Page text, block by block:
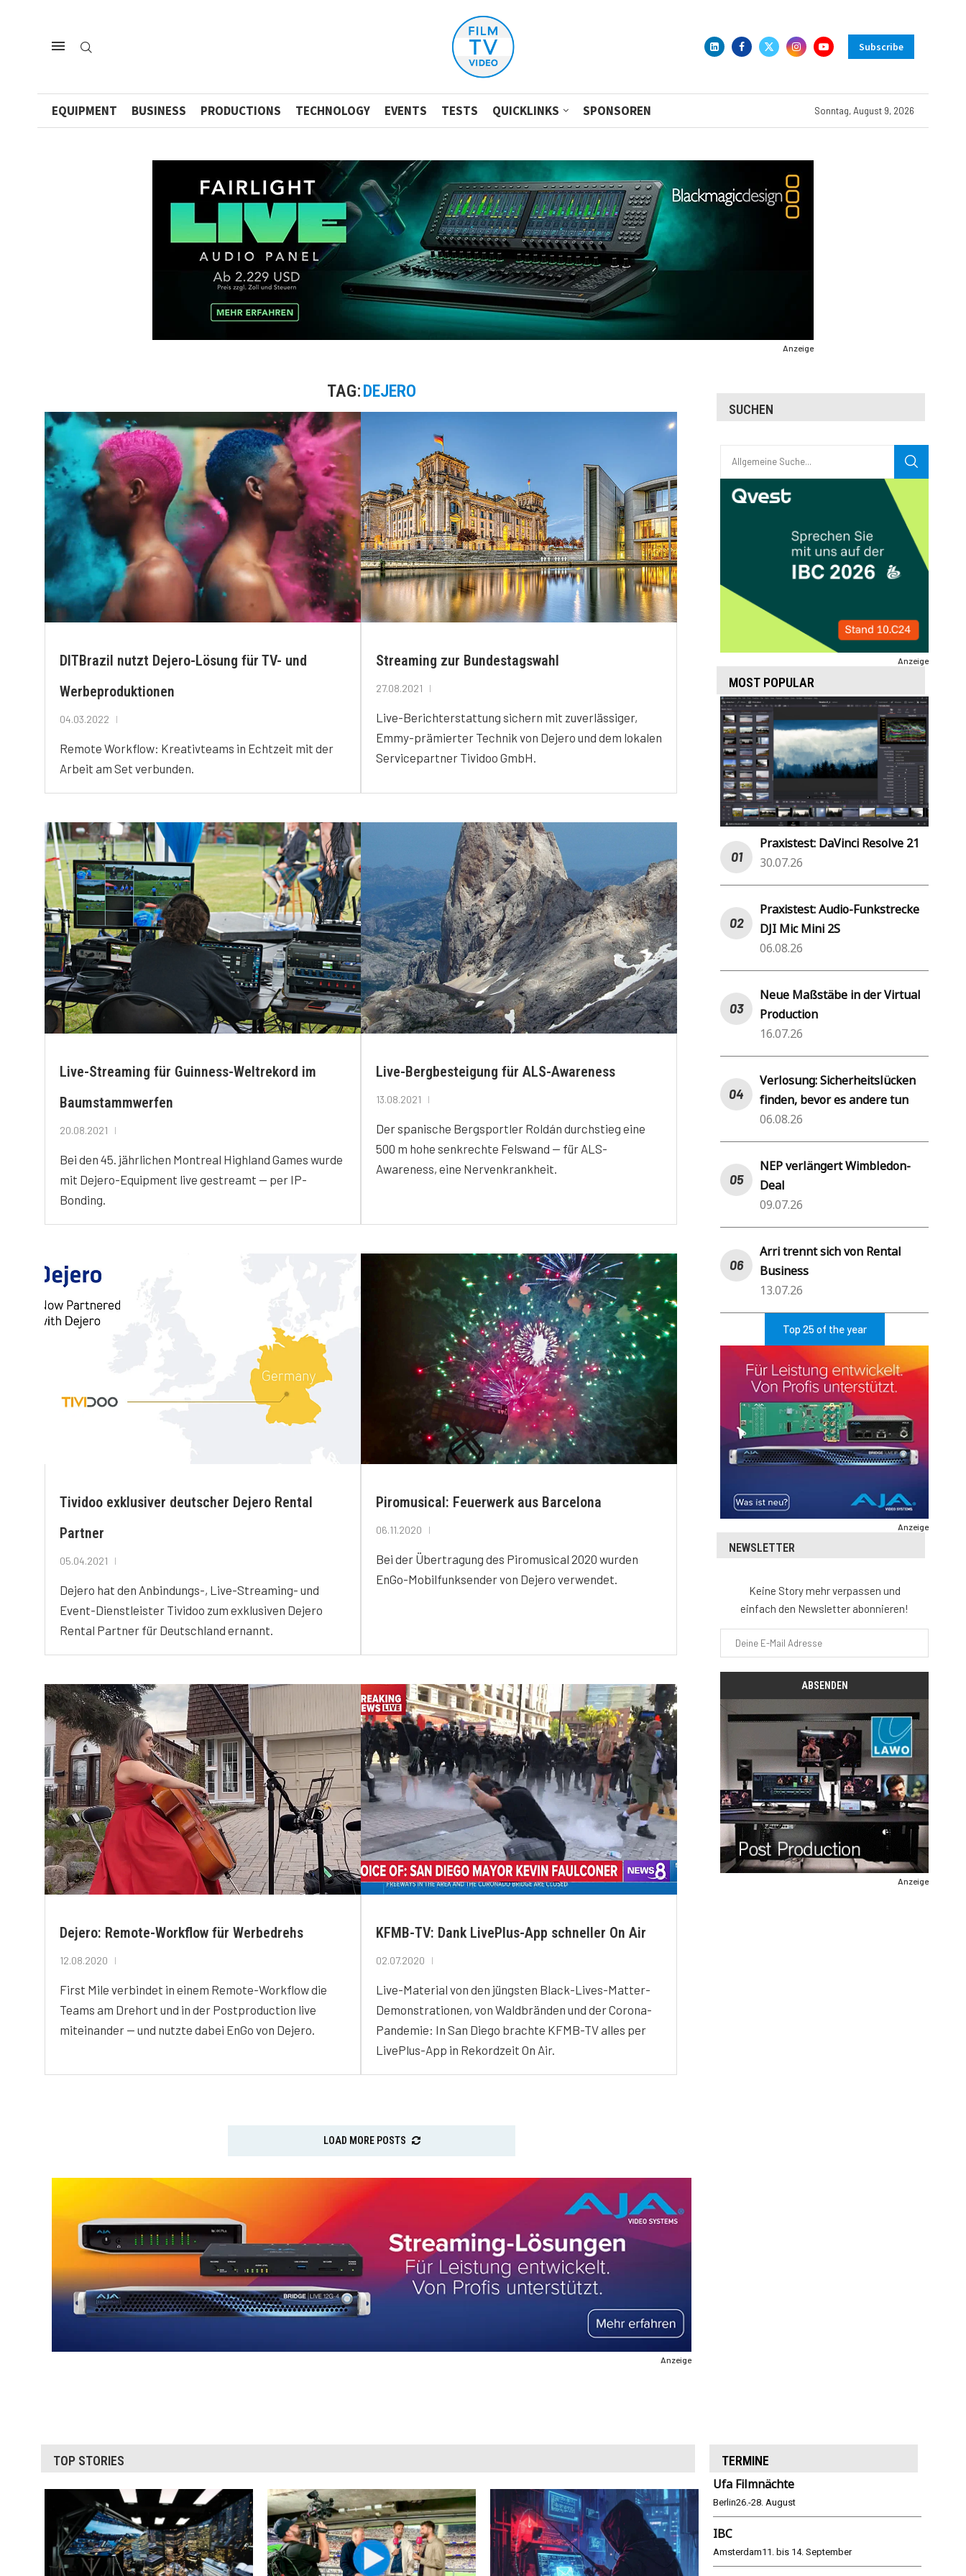
Subscribe
EQUIPMENT BUSINESS PRODUCTIONS TECHNOLOGY EVENTS TESTS QUICKLINKS SPONSOREN Sonntag, August 9, 2026
Anzeige
TAG:DEJERO
DITBrazil nutzt Dejero-Lösung für TV- und
Werbeproduktionen
04.03.2022
Remote Workflow: Kreativteams in Echtzeit mit der
Arbeit am Set verbunden.
Streaming zur Bundestagswahl
27.08.2021
Live-Berichterstattung sichern mit zuverlässiger,
Emmy-prämierter Technik von Dejero und dem lokalen
Servicepartner Tividoo GmbH.
Live-Streaming für Guinness-Weltrekord im
Baumstammwerfen
20.08.2021
Bei den 45. jährlichen Montreal Highland Games wurde
mit Dejero-Equipment live gestreamt — per IP-
Bonding.
Live-Bergbesteigung für ALS-Awareness
13.08.2021
Der spanische Bergsportler Roldán durchstieg eine
500 m hohe senkrechte Felswand — für ALS-
Awareness, eine Nervenkrankheit.
Tividoo exklusiver deutscher Dejero Rental
Partner
05.04.2021
Dejero hat den Anbindungs-, Live-Streaming- und
Event-Dienstleister Tividoo zum exklusiven Dejero
Rental Partner für Deutschland ernannt.
Piromusical: Feuerwerk aus Barcelona
06.11.2020
Bei der Übertragung des Piromusical 2020 wurden
EnGo-Mobilfunksender von Dejero verwendet.
Dejero: Remote-Workflow für Werbedrehs
12.08.2020
First Mile verbindet in einem Remote-Workflow die
Teams am Drehort und in der Postproduction live
miteinander — und nutzte dabei EnGo von Dejero.
KFMB-TV: Dank LivePlus-App schneller On Air
02.07.2020
Live-Material von den jüngsten Black-Lives-Matter-
Demonstrationen, von Waldbränden und der Corona-
Pandemie: In San Diego brachte KFMB-TV alles per
LivePlus-App in Rekordzeit On Air.
LOAD MORE POSTS
Anzeige
SUCHEN
Anzeige
MOST POPULAR
Praxistest: DaVinci Resolve 21
30.07.26
Praxistest: Audio-Funkstrecke
DJI Mic Mini 2S
06.08.26
Neue Maßstäbe in der Virtual
Production
16.07.26
Verlosung: Sicherheitslücken
finden, bevor es andere tun
06.08.26
NEP verlängert Wimbledon-
Deal
09.07.26
Arri trennt sich von Rental
Business
13.07.26
Top 25 of the year
Anzeige
NEWSLETTER
Keine Story mehr verpassen und
einfach den Newsletter abonnieren!
Anzeige
TOP STORIES TERMINE
Ufa Filmnächte
Berlin26.-28. August
IBC
Amsterdam11. bis 14. September